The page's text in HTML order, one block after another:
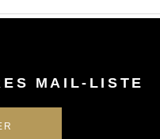
MAIL-LISTE